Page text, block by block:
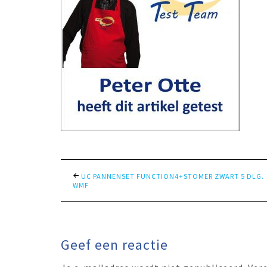
UC PANNENSET FUNCTION4+STOMER ZWART 5 DLG.
WMF
Geef een reactie